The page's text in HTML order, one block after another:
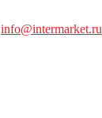
info@intermarket.ru